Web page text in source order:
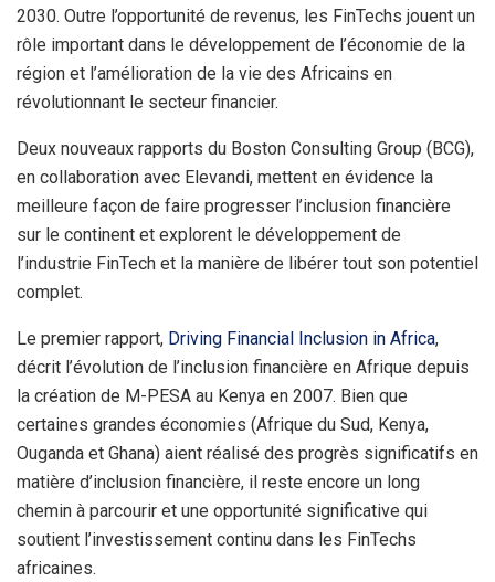
2030. Outre l’opportunité de revenus, les FinTechs jouent un
rôle important dans le développement de l’économie de la
région et l’amélioration de la vie des Africains en
révolutionnant le secteur financier.
Deux nouveaux rapports du Boston Consulting Group (BCG),
en collaboration avec Elevandi, mettent en évidence la
meilleure façon de faire progresser l’inclusion financière
sur le continent et explorent le développement de
l’industrie FinTech et la manière de libérer tout son potentiel
complet.
Le premier rapport, Driving Financial Inclusion in Africa,
décrit l’évolution de l’inclusion financière en Afrique depuis
la création de M-PESA au Kenya en 2007. Bien que
certaines grandes économies (Afrique du Sud, Kenya,
Ouganda et Ghana) aient réalisé des progrès significatifs en
matière d’inclusion financière, il reste encore un long
chemin à parcourir et une opportunité significative qui
soutient l’investissement continu dans les FinTechs
africaines.